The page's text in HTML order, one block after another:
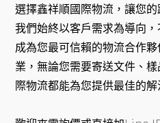
選擇鑫祥順國際物流，讓您
我們始終以客戶需求為導向
成為您最可信賴的物流合作
業，無論您需要寄送文件、
際物流都能為您提供最佳的解